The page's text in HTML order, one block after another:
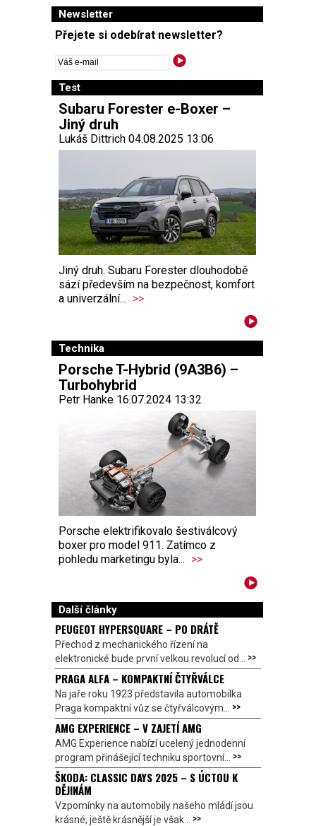
Newsletter
Přejete si odebírat newsletter?
Test
Subaru Forester e-Boxer –
Jiný druh
Lukáš Dittrich 04.08.2025 13:06
Jiný druh. Subaru Forester dlouhodobě
sází především na bezpečnost, komfort
a univerzální... >>
Technika
Porsche T-Hybrid (9A3B6) –
Turbohybrid
Petr Hanke 16.07.2024 13:32
Porsche elektrifikovalo šestiválcový
boxer pro model 911. Zatímco z
pohledu marketingu byla... >>
Další články
PEUGEOT HYPERSQUARE – PO DRÁTĚ
Přechod z mechanického řízení na
elektronické bude první velkou revolucí od... >>
PRAGA ALFA – KOMPAKTNÍ ČTYŘVÁLCE
Na jaře roku 1923 představila automobilka
Praga kompaktní vůz se čtyřválcovým... >>
AMG EXPERIENCE – V ZAJETÍ AMG
AMG Experience nabízí ucelený jednodenní
program přinášející techniku sportovní... >>
ŠKODA: CLASSIC DAYS 2025 – S ÚCTOU K
DĚJINÁM
Vzpomínky na automobily našeho mládí jsou
krásné, ještě krásnější je však... >>